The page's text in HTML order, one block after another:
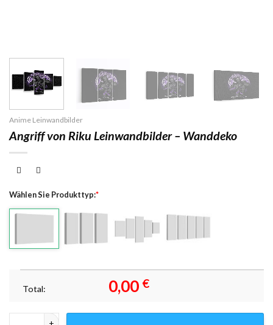
Anime Leinwandbilder
Angriff von Riku Leinwandbilder – Wanddeko
Wählen Sie Produkttyp:*
Total: 0,00 €